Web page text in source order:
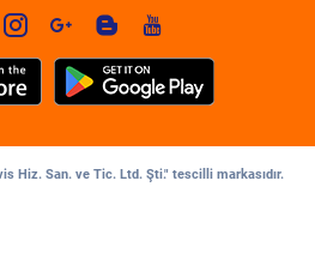
Hiz. San. ve Tic. Ltd. Şti." tescilli markasıdır.